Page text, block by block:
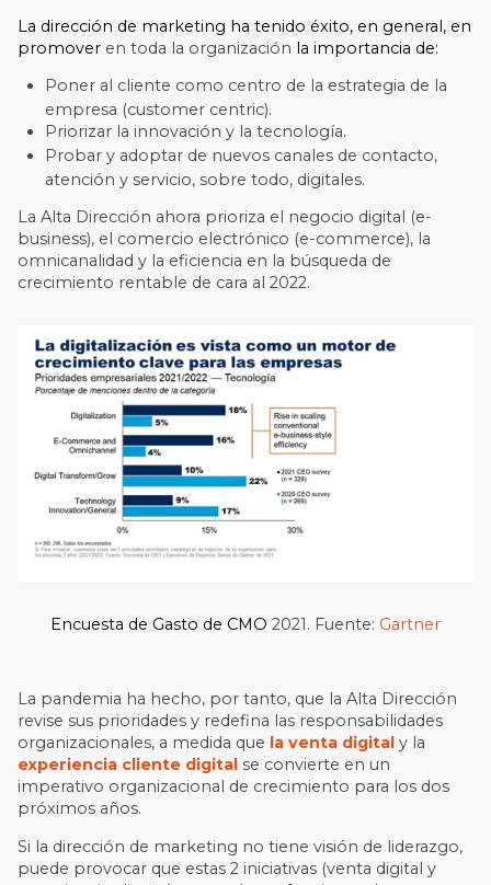
La dirección de marketing ha tenido éxito, en general, en
promover en toda la organización la importancia de:
Poner al cliente como centro de la estrategia de la
empresa (customer centric).
Priorizar la innovación y la tecnología.
Probar y adoptar de nuevos canales de contacto,
atención y servicio, sobre todo, digitales.
La Alta Dirección ahora prioriza el negocio digital (e-
business), el comercio electrónico (e-commerce), la
omnicanalidad y la eficiencia en la búsqueda de
crecimiento rentable de cara al 2022.
Encuesta de Gasto de CMO 2021. Fuente: Gartner
La pandemia ha hecho, por tanto, que la Alta Dirección
revise sus prioridades y redefina las responsabilidades
organizacionales, a medida que la venta digital y la
experiencia cliente digital se convierte en un
imperativo organizacional de crecimiento para los dos
próximos años.
Si la dirección de marketing no tiene visión de liderazgo,
puede provocar que estas 2 iniciativas (venta digital y